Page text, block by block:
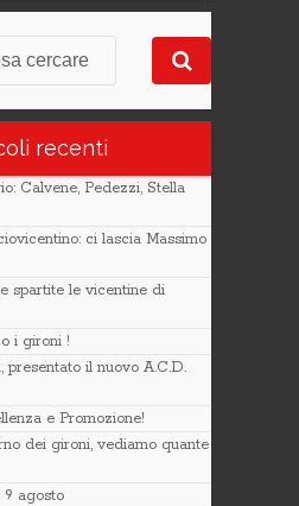
recenti
Calvene, Pedezzi, Stella
ci lascia Massimo
spartite le vicentine di
i gironi !
presentato il nuovo A.C.D.
e Promozione!
dei gironi, vediamo quante
9 agosto